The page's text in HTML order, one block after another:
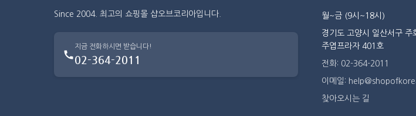
Since 2004. 최고의 쇼핑몰 샵오브코리아입니다.
지금 전화하시면 받습니다!
02-364-2011
월~금 (9시~18시)
경기도 고양시 일산서구 주
주엽프라자 401호
전화: 02-364-2011
이메일:
찾아오시는 길